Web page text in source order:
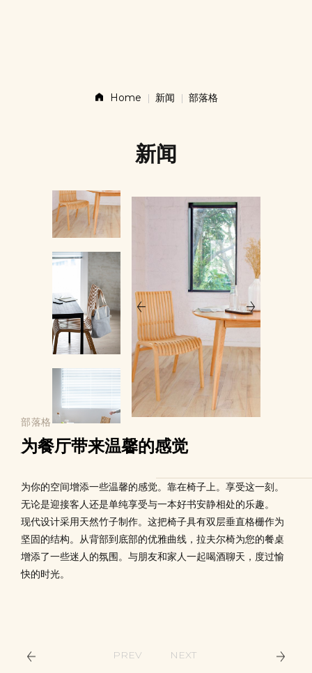
Home 新闻 部落格
新闻
部落格
为餐厅带来温馨的感觉
为你的空间增添一些温馨的感觉。靠在椅子上。享受这一刻。
无论是迎接客人还是单纯享受与一本好书安静相处的乐趣。
现代设计采用天然竹子制作。这把椅子具有双层垂直格栅作为
坚固的结构。从背部到底部的优雅曲线，拉夫尔椅为您的餐桌
增添了一些迷人的氛围。与朋友和家人一起喝酒聊天，度过愉
快的时光。
PREV NEXT
產品
联系
店铺